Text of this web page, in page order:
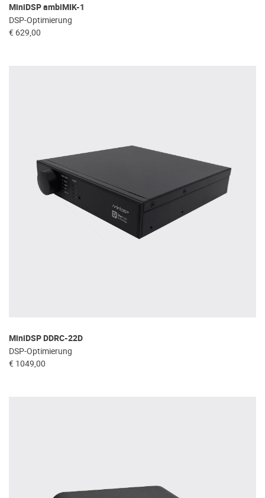
MiniDSP ambiMIK-1
DSP-Optimierung
€ 629,00
MiniDSP DDRC-22D
DSP-Optimierung
€ 1049,00